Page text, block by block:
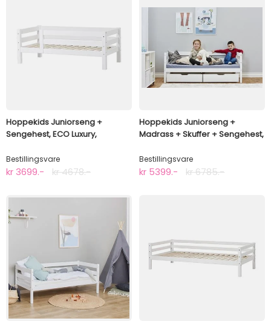
Hoppekids Juniorseng +
Sengehest, ECO Luxury,
Bestillingsvare
kr 3699.- kr 4678.-
Hoppekids Juniorseng +
Madrass + Skuffer + Sengehest,
Bestillingsvare
kr 5399.- kr 6785.-